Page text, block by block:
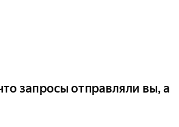
запросы отправляли вы, а